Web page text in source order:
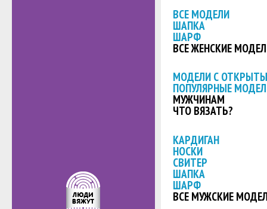
ВСЕ МОДЕЛИ
ШАПКА
ШАРФ
ВСЕ ЖЕНСКИЕ
МОДЕЛИ С
ПОПУЛЯРНЫЕ
МУЖЧИНАМ
ЧТО ВЯЗАТЬ?
КАРДИГАН
НОСКИ
СВИТЕР
ШАПКА
ШАРФ
ВСЕ МУЖСКИЕ